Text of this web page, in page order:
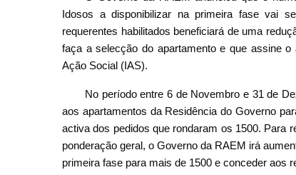
Idosos a disponibilizar na primeira fase vai
requerentes habilitados beneficiará de uma
faça a selecção do apartamento e que assine
Ação Social (IAS).
No período entre 6 de Novembro e 31 de
aos apartamentos da Residência do Governo
activa dos pedidos que rondaram os 1500. Para
ponderação geral, o Governo da RAEM irá
primeira fase para mais de 1500 e conceder aos